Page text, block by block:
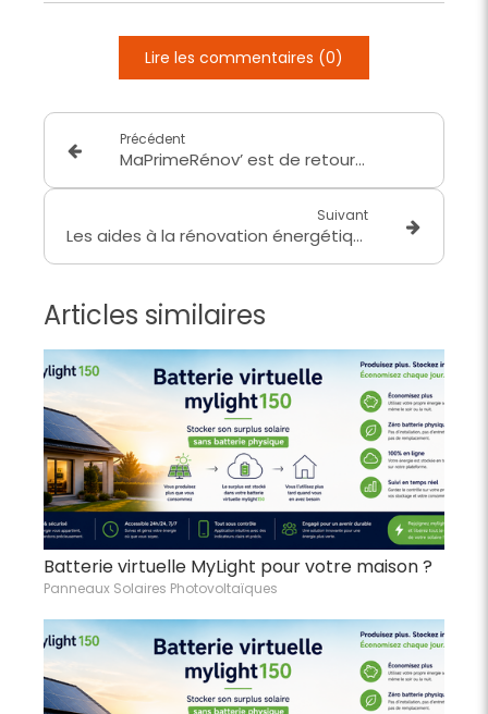
Lire les commentaires (0)
Précédent
MaPrimeRénov’ est de retour en 2026 : ce que ça change pour vos travaux avec Avenir Énergie
Suivant
Les aides à la rénovation énergétique en 2026
Articles similaires
Batterie virtuelle MyLight pour votre maison ?
Panneaux Solaires Photovoltaïques